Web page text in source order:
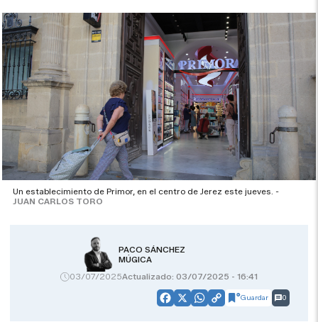
Un establecimiento de Primor, en el centro de Jerez este jueves. -
JUAN CARLOS TORO
PACO SÁNCHEZ
MÚGICA
03/07/2025Actualizado: 03/07/2025 - 16:41
Facebook
X WhatsApp
CopyGuardar 0